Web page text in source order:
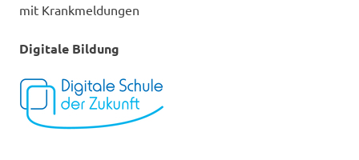
mit Krankmeldungen
Digitale Bildung